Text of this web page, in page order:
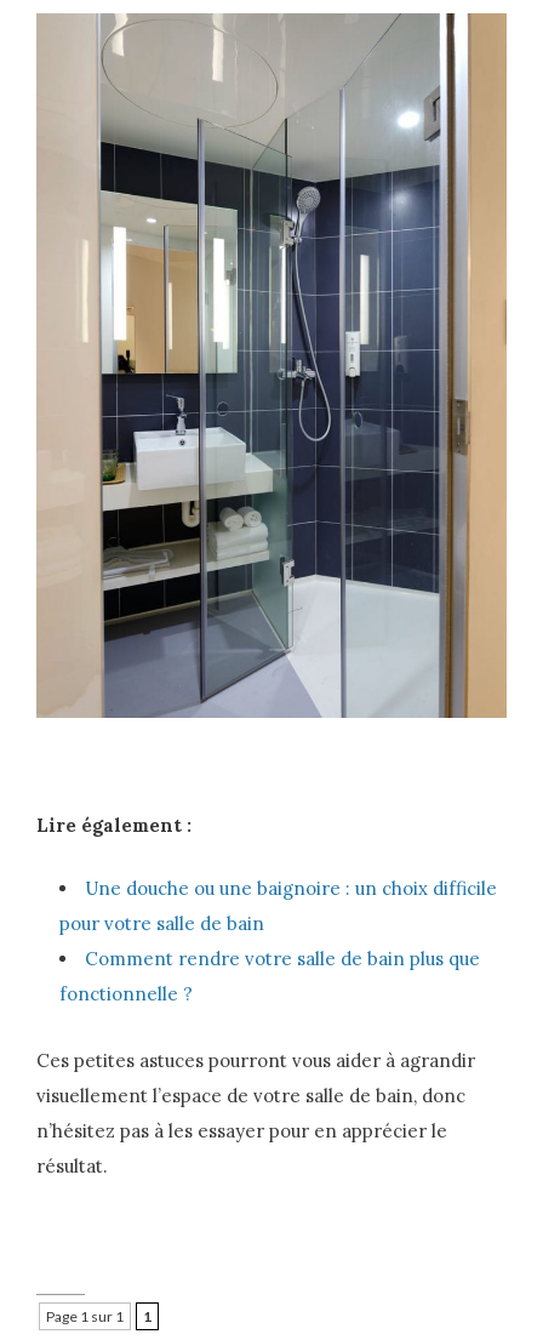
Lire également :
Une douche ou une baignoire : un choix difficile
pour votre salle de bain
Comment rendre votre salle de bain plus que
fonctionnelle ?
Ces petites astuces pourront vous aider à agrandir
visuellement l’espace de votre salle de bain, donc
n’hésitez pas à les essayer pour en apprécier le
résultat.
Page 1 sur 1 1